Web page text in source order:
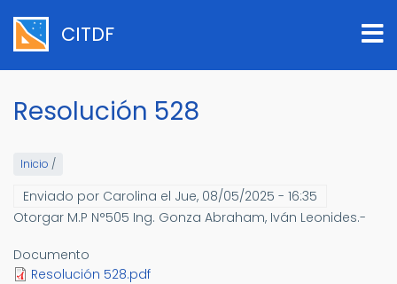
contenido
principal
CITDF
Resolución 528
Inicio /
Enviado por Carolina el Jue, 08/05/2025 - 16:35
Otorgar M.P N°505 Ing. Gonza Abraham, Iván Leonides.-
Documento
Resolución 528.pdf